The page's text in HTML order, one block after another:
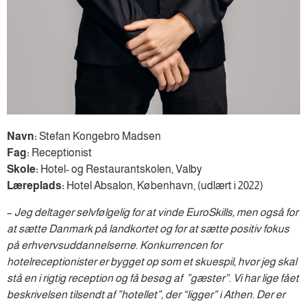
Navn: Stefan Kongebro Madsen
Fag: Receptionist
Skole: Hotel- og Restaurantskolen, Valby
Læreplads: Hotel Absalon, København, (udlært i 2022)
– Jeg deltager selvfølgelig for at vinde EuroSkills, men også for
at sætte Danmark på landkortet og for at sætte positiv fokus
på erhvervsuddannelserne. Konkurrencen for
hotelreceptionister er bygget op som et skuespil, hvor jeg skal
stå en i rigtig reception og få besøg af ”gæster”. Vi har lige fået
beskrivelsen tilsendt af ”hotellet”, der “ligger” i Athen. Der er